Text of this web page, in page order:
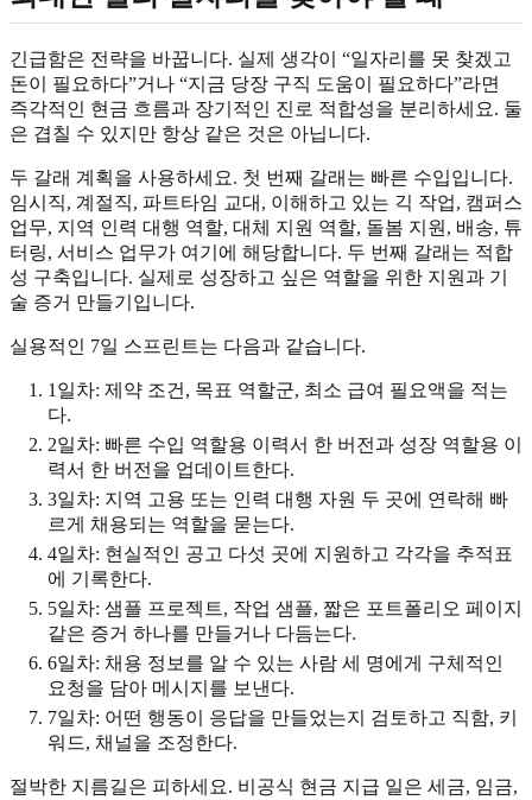
긴급함은 전략을 바꿉니다. 실제 생각이 “일자리를 못 찾겠고
돈이 필요하다”거나 “지금 당장 구직 도움이 필요하다”라면
즉각적인 현금 흐름과 장기적인 진로 적합성을 분리하세요. 둘
은 겹칠 수 있지만 항상 같은 것은 아닙니다.
두 갈래 계획을 사용하세요. 첫 번째 갈래는 빠른 수입입니다.
임시직, 계절직, 파트타임 교대, 이해하고 있는 긱 작업, 캠퍼스
업무, 지역 인력 대행 역할, 대체 지원 역할, 돌봄 지원, 배송, 튜
터링, 서비스 업무가 여기에 해당합니다. 두 번째 갈래는 적합
성 구축입니다. 실제로 성장하고 싶은 역할을 위한 지원과 기
술 증거 만들기입니다.
실용적인 7일 스프린트는 다음과 같습니다.
1일차: 제약 조건, 목표 역할군, 최소 급여 필요액을 적는
다.
2일차: 빠른 수입 역할용 이력서 한 버전과 성장 역할용 이
력서 한 버전을 업데이트한다.
3일차: 지역 고용 또는 인력 대행 자원 두 곳에 연락해 빠
르게 채용되는 역할을 묻는다.
4일차: 현실적인 공고 다섯 곳에 지원하고 각각을 추적표
에 기록한다.
5일차: 샘플 프로젝트, 작업 샘플, 짧은 포트폴리오 페이지
같은 증거 하나를 만들거나 다듬는다.
6일차: 채용 정보를 알 수 있는 사람 세 명에게 구체적인
요청을 담아 메시지를 보낸다.
7일차: 어떤 행동이 응답을 만들었는지 검토하고 직함, 키
워드, 채널을 조정한다.
절박한 지름길은 피하세요. 비공식 현금 지급 일은 세금, 임금,